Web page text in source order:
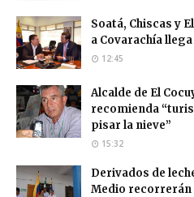
Soatá, Chiscas y
a Covarachía
12:45
Alcalde de El
recomienda
pisar la nieve”
15:32
Derivados de
Medio recorrerán